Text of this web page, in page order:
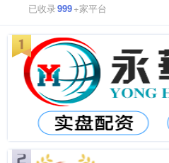
已收录999+家平台